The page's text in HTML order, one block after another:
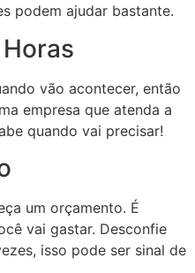
podem ajudar bastante.
vão acontecer, então
empresa que atenda a
quando vai precisar!
um orçamento. É
vai gastar. Desconfie
isso pode ser sinal de